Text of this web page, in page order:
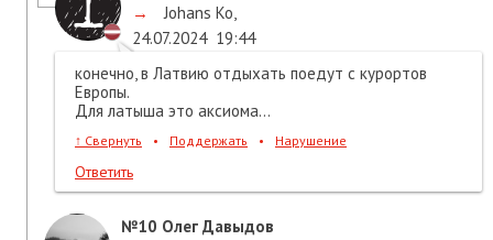
→
Johans Ko,
24.07.2024 19:44
конечно, в Латвию отдыхать поедут с курортов
Европы.
Для латыша это аксиома...
↑ Свернуть • Поддержать • Нарушение
Ответить
№10 Олег Давыдов